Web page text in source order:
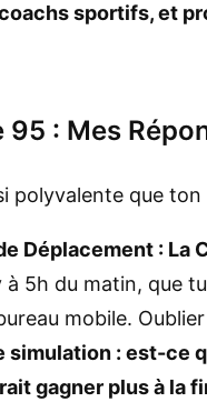
sportifs, et
: Mes
polyvalente que
Déplacement : La
à 5h du matin, que
mobile.
: est-ce
gagner plus à la